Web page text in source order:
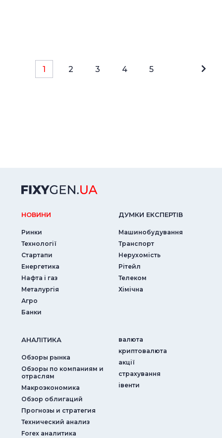
1 2 3 4 5
НОВИНИ
Ринки
Технології
Стартапи
Енергетика
Нафта і газ
Металургія
Агро
Банки
ДУМКИ ЕКСПЕРТIВ
Машинобудування
Транспорт
Нерухомість
Рітейл
Телеком
Хімічна
АНАЛIТИКА
Обзоры рынка
Обзоры по компаниям и
отраслям
Макроэкономика
Обзор облигаций
Прогнозы и стратегия
Технический анализ
Forex аналитика
валюта
криптовалюта
акції
страхування
iвенти